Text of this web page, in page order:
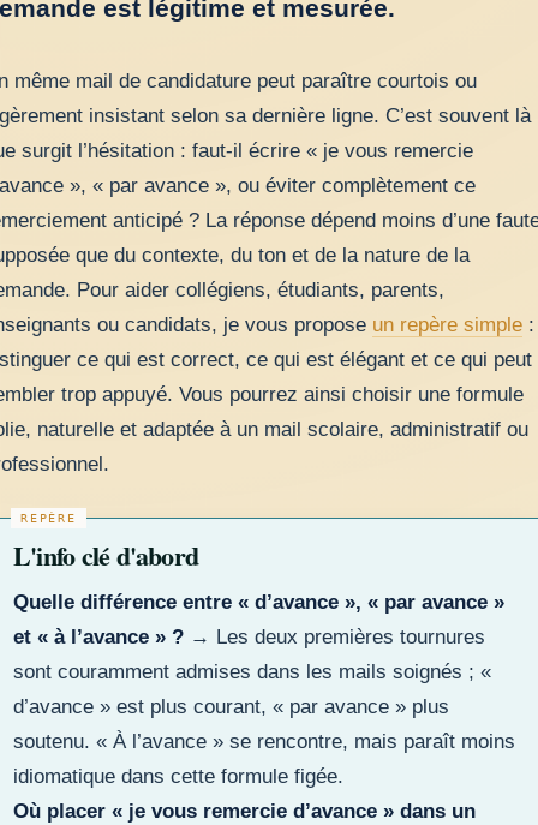
est légitime et mesurée.
même mail de candidature peut paraître courtois ou
insistant selon sa dernière ligne. C’est souvent là
surgit l’hésitation : faut-il écrire « je vous remercie
», « par avance », ou éviter complètement ce
anticipé ? La réponse dépend moins d’une
que du contexte, du ton et de la nature de la
Pour aider collégiens, étudiants, parents,
ou candidats, je vous propose un repère simple :
ce qui est correct, ce qui est élégant et ce qui peut
trop appuyé. Vous pourrez ainsi choisir une formule
naturelle et adaptée à un mail scolaire, administratif ou
L'info clé d'abord
Quelle différence entre « d’avance », « par avance »
et « à l’avance » ? → Les deux premières tournures
sont couramment admises dans les mails soignés ; «
d’avance » est plus courant, « par avance » plus
soutenu. « À l’avance » se rencontre, mais paraît moins
idiomatique dans cette formule figée.
Où placer « je vous remercie d’avance » dans un